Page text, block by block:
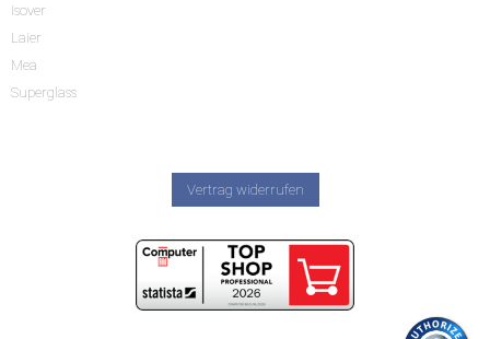
Isover
Laier
Mea
Superglass
Vertrag widerrufen